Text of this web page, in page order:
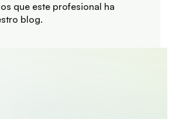
que este profesional ha
blog.